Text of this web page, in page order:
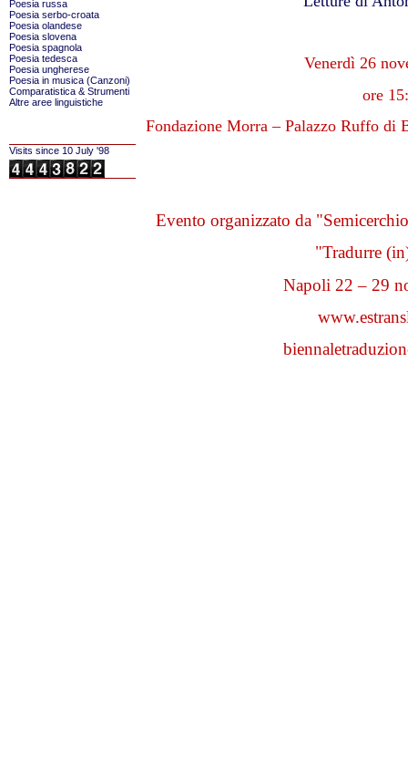
Poesia russa
Poesia serbo-croata
Poesia olandese
Poesia slovena
Poesia spagnola
Poesia tedesca
Poesia ungherese
Poesia in musica (Canzoni)
Comparatistica & Strumenti
Altre aree linguistiche
Visits since 10 July '98
Venerdì 26
ore
Fondazione Morra – Palazzo Ruffo di
Evento organizzato da
"Tradurre
Napoli 22 – 29